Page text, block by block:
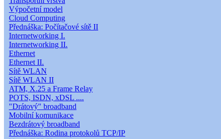
Výpočetní model
Cloud Computing
Přednáška: Počítačové sítě II
Internetworking I.
Internetworking II.
Ethernet
Ethernet II.
Sítě WLAN
Sítě WLAN II
ATM, X.25 a Frame Relay
POTS, ISDN, xDSL ....
"Drátový" broadband
Mobilní komunikace
Bezdrátový broadband
Přednáška: Rodina protokolů TCP/IP